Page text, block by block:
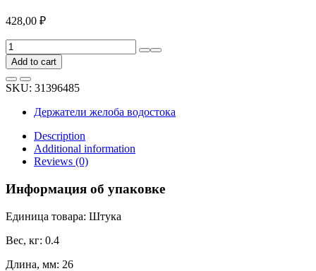
428,00 ₽
Держатель
желоба
BRYZA
прямой,
125
зелёный
quantity
Add to cart
SKU: 31396485
Держатели желоба водостока
Description
Additional information
Reviews (0)
Информация об упаковке
Единица товара: Штука
Вес, кг: 0.4
Длина, мм: 26